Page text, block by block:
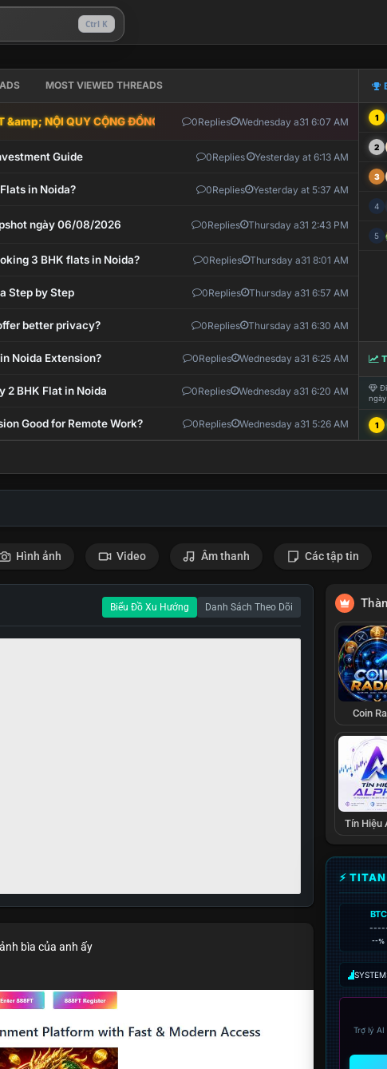
Ctrl K
MOST VIEWED THREADS
&amp; NỘI QUY CỘNG ĐỒNG VLIKE.VN: HỆ THỐNG GIÁM SÁT TỰ
0Replies Wednesday a31 6:07 AM
Guide 0Replies Yesterday at 6:13 AM
in Noida? 0Replies Yesterday at 5:37 AM
ngày 06/08/2026 0Replies Thursday a31 2:43 PM
3 BHK flats in Noida? 0Replies Thursday a31 8:01 AM
Step by Step 0Replies Thursday a31 6:57 AM
better privacy? 0Replies Thursday a31 6:30 AM
Noida Extension? 0Replies Wednesday a31 6:25 AM
2 BHK Flat in Noida 0Replies Wednesday a31 6:20 AM
Good for Remote Work? 0Replies Wednesday a31 5:26 AM
1
2
3
4
5
1
Hình ảnh Video Âm thanh Các tập tin
Biểu Đồ Xu Hướng Danh Sách Theo Dõi
bìa của anh ấy
Coin
Tín Hiệu
⚡
BTC
--%
Trợ lý